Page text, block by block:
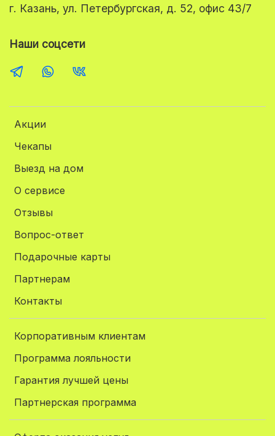
Акции
Чекапы
Выезд на дом
О сервисе
Отзывы
Вопрос-ответ
Подарочные карты
Партнерам
Контакты
Корпоративным клиентам
Программа лояльности
Гарантия лучшей цены
Партнерская программа
г. Казань, ул. Петербургская, д. 52, офис 43/7
Наши соцсети